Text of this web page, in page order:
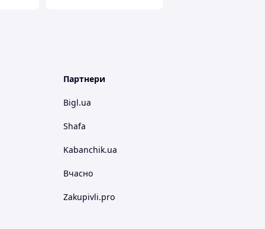
Партнери
Bigl.ua
Shafa
Kabanchik.ua
Вчасно
Zakupivli.pro